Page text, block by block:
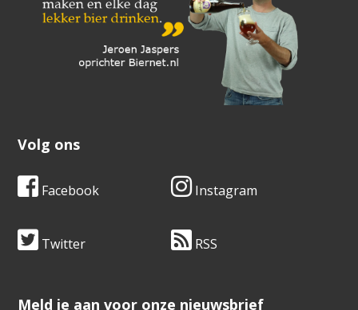
Volg ons
Facebook Instagram
Twitter RSS
​​​​​​​Meld je aan voor onze nieuwsbrief